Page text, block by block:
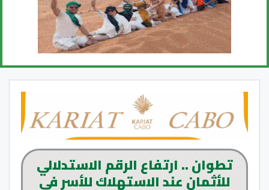
تطوان .. ارتفاع الرقم الاستدلالي
للأثمان عند الاستهلاك للأسر في